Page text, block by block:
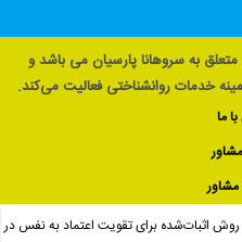
به سروهانا پارسیان می باشد و
خدمات روانشناختی فعالیت می‌کند.
ما
روش اثبات‌شده برای تقویت اعتماد به نفس در